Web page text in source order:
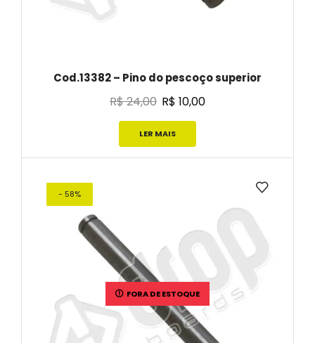
Cod.13382 – Pino do pescoço superior
R$24,00 R$ 10,00
LER MAIS
- 58%
FORA DE ESTOQUE